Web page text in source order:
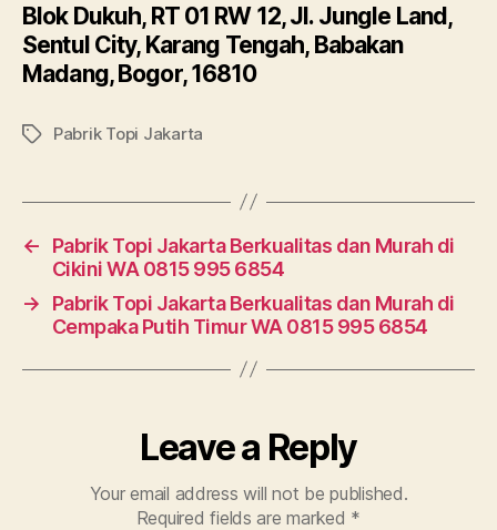
Blok Dukuh, RT 01 RW 12, Jl. Jungle Land,
Sentul City, Karang Tengah, Babakan
Madang, Bogor, 16810
TagsPabrik Topi Jakarta
←
Pabrik Topi Jakarta Berkualitas dan Murah di
Cikini WA 0815 995 6854
→
Pabrik Topi Jakarta Berkualitas dan Murah di
Cempaka Putih Timur WA 0815 995 6854
Leave a Reply
Your email address will not be published.
Required fields are marked *